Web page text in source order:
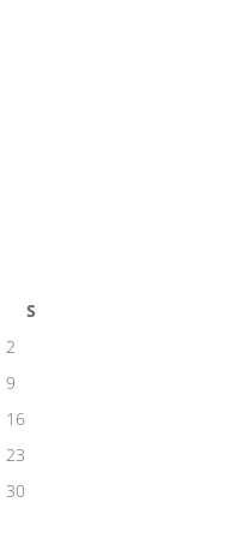
S
2
9
16
23
30